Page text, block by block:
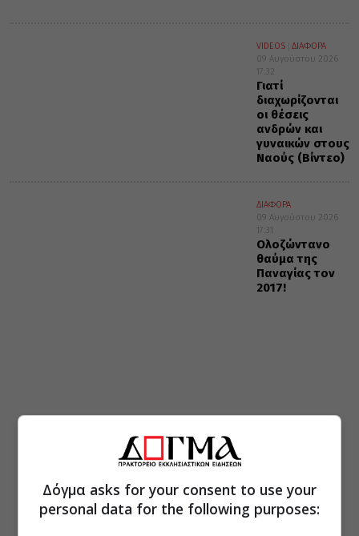
VIDEOS
ΔΙΑΦΟΡΑ
09 Αυγούστου 2026
17:32
Γιατί
διαχωρίζονται
οι θέσεις
ανδρών και
γυναικών στους
Ναούς (Βίντεο)
ΔΙΑΦΟΡΑ
09 Αυγούστου 2026
17:31
Ολοζώντανο
θαύμα της
Παναγίας τον
2017!
Δόγμα asks for your consent to use your
personal data for the following purposes: